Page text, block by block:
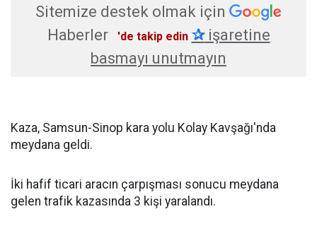
Sitemize destek olmak için
Haberler
'de takip edin ✰işaretine
basmayı unutmayın
Kaza, Samsun-Sinop kara yolu Kolay Kavşağı'nda
meydana geldi.
İki hafif ticari aracın çarpışması sonucu meydana
gelen trafik kazasında 3 kişi yaralandı.